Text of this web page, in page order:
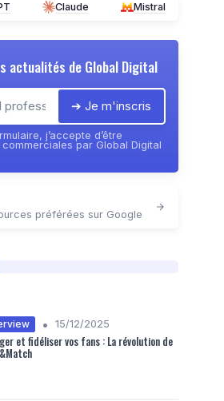
Claude Mistral
actualités deGlobal Digital
➔ Je m'inscris
j’accepte d’être
par Global Digital
préférées sur Google
• 15/12/2025
et fidéliser vos fans : La révolution de